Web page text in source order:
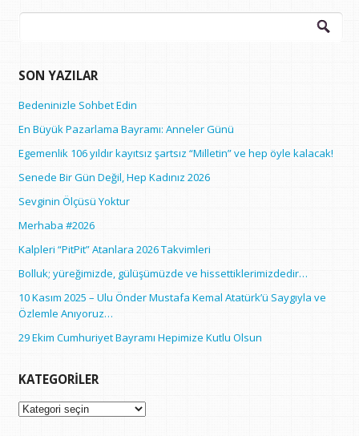
Arama:
SON YAZILAR
Bedeninizle Sohbet Edin
En Büyük Pazarlama Bayramı: Anneler Günü
Egemenlik 106 yıldır kayıtsız şartsız “Milletin” ve hep öyle kalacak!
Senede Bir Gün Değil, Hep Kadınız 2026
Sevginin Ölçüsü Yoktur
Merhaba #2026
Kalpleri “PitPit” Atanlara 2026 Takvimleri
Bolluk; yüreğimizde, gülüşümüzde ve hissettiklerimizdedir…
10 Kasım 2025 – Ulu Önder Mustafa Kemal Atatürk’ü Saygıyla ve
Özlemle Anıyoruz…
29 Ekim Cumhuriyet Bayramı Hepimize Kutlu Olsun
KATEGORILER
Kategoriler